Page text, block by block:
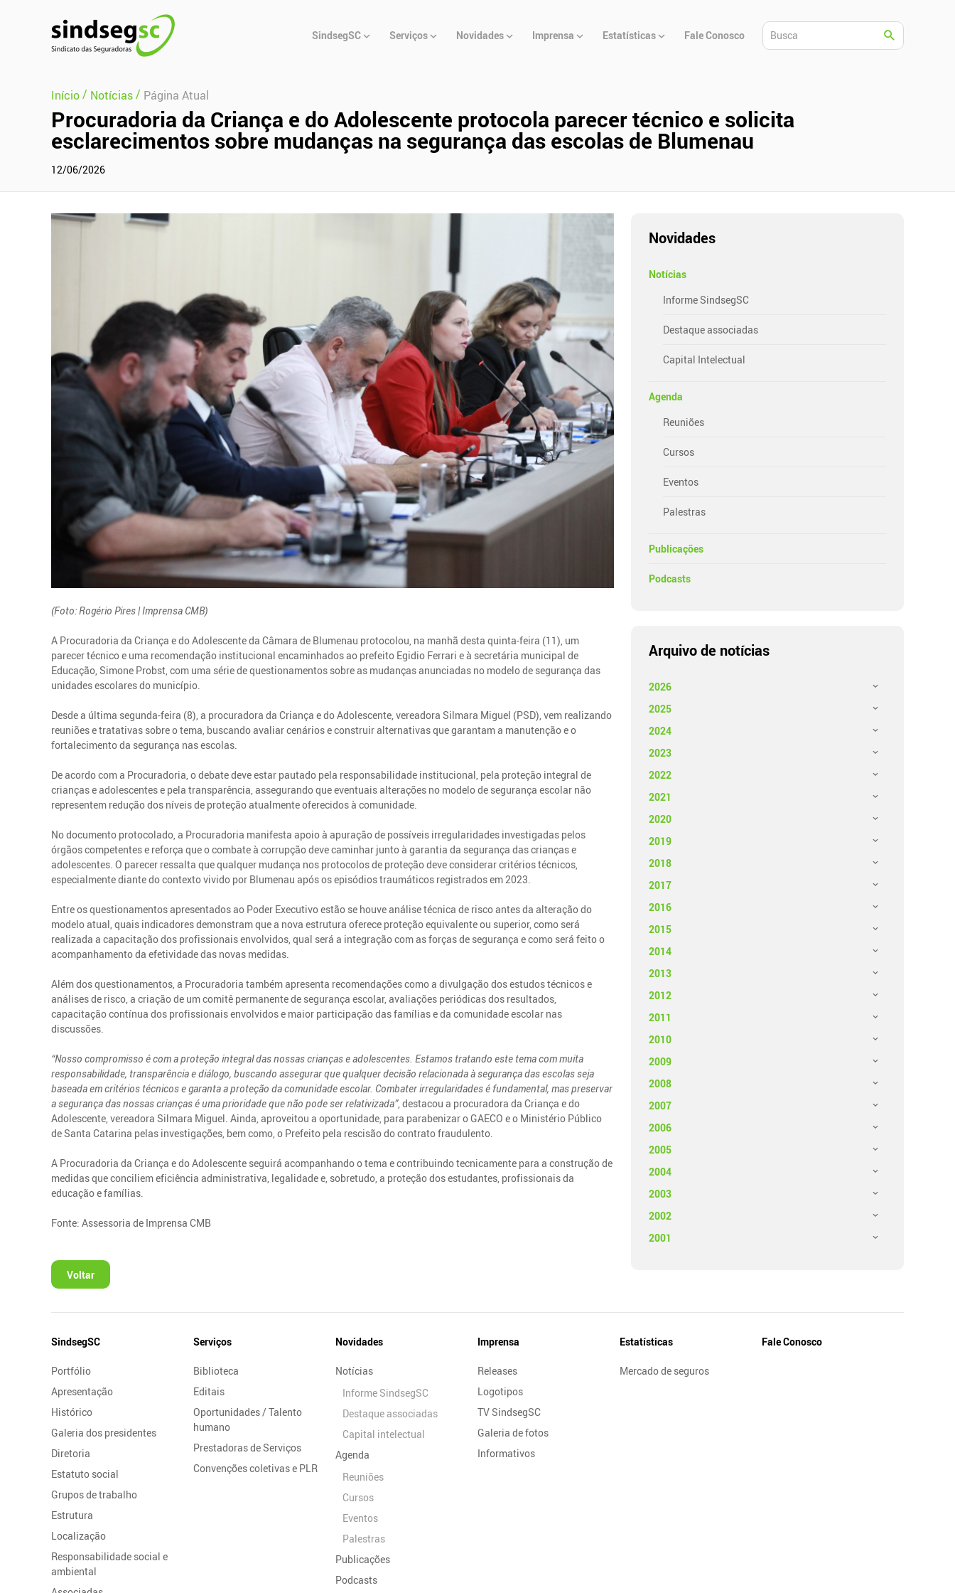
Principal
SindsegSC Serviços Novidades Imprensa Estatísticas Fale Conosco
Início/ Notícias/ Página Atual
Procuradoria da Criança e do Adolescente protocola parecer técnico e solicita
esclarecimentos sobre mudanças na segurança das escolas de Blumenau
12/06/2026
(Foto: Rogério Pires | Imprensa CMB)
A Procuradoria da Criança e do Adolescente da Câmara de Blumenau protocolou, na manhã desta quinta-feira (11), um
parecer técnico e uma recomendação institucional encaminhados ao prefeito Egidio Ferrari e à secretária municipal de
Educação, Simone Probst, com uma série de questionamentos sobre as mudanças anunciadas no modelo de segurança das
unidades escolares do município.
Desde a última segunda-feira (8), a procuradora da Criança e do Adolescente, vereadora Silmara Miguel (PSD), vem realizando
reuniões e tratativas sobre o tema, buscando avaliar cenários e construir alternativas que garantam a manutenção e o
fortalecimento da segurança nas escolas.
De acordo com a Procuradoria, o debate deve estar pautado pela responsabilidade institucional, pela proteção integral de
crianças e adolescentes e pela transparência, assegurando que eventuais alterações no modelo de segurança escolar não
representem redução dos níveis de proteção atualmente oferecidos à comunidade.
No documento protocolado, a Procuradoria manifesta apoio à apuração de possíveis irregularidades investigadas pelos
órgãos competentes e reforça que o combate à corrupção deve caminhar junto à garantia da segurança das crianças e
adolescentes. O parecer ressalta que qualquer mudança nos protocolos de proteção deve considerar critérios técnicos,
especialmente diante do contexto vivido por Blumenau após os episódios traumáticos registrados em 2023.
Entre os questionamentos apresentados ao Poder Executivo estão se houve análise técnica de risco antes da alteração do
modelo atual, quais indicadores demonstram que a nova estrutura oferece proteção equivalente ou superior, como será
realizada a capacitação dos profissionais envolvidos, qual será a integração com as forças de segurança e como será feito o
acompanhamento da efetividade das novas medidas.
Além dos questionamentos, a Procuradoria também apresenta recomendações como a divulgação dos estudos técnicos e
análises de risco, a criação de um comitê permanente de segurança escolar, avaliações periódicas dos resultados,
capacitação contínua dos profissionais envolvidos e maior participação das famílias e da comunidade escolar nas
discussões.
“Nosso compromisso é com a proteção integral das nossas crianças e adolescentes. Estamos tratando este tema com muita
responsabilidade, transparência e diálogo, buscando assegurar que qualquer decisão relacionada à segurança das escolas seja
baseada em critérios técnicos e garanta a proteção da comunidade escolar. Combater irregularidades é fundamental, mas preservar
a segurança das nossas crianças é uma prioridade que não pode ser relativizada”, destacou a procuradora da Criança e do
Adolescente, vereadora Silmara Miguel. Ainda, aproveitou a oportunidade, para parabenizar o GAECO e o Ministério Público
de Santa Catarina pelas investigações, bem como, o Prefeito pela rescisão do contrato fraudulento.
A Procuradoria da Criança e do Adolescente seguirá acompanhando o tema e contribuindo tecnicamente para a construção de
medidas que conciliem eficiência administrativa, legalidade e, sobretudo, a proteção dos estudantes, profissionais da
educação e famílias.
Fonte: Assessoria de Imprensa CMB
Voltar
Novidades
Notícias
Informe SindsegSC
Destaque associadas
Capital Intelectual
Agenda
Reuniões
Cursos
Eventos
Palestras
Publicações
Podcasts
Arquivo de notícias
2026
2025
2024
2023
2022
2021
2020
2019
2018
2017
2016
2015
2014
2013
2012
2011
2010
2009
2008
2007
2006
2005
2004
2003
2002
2001
Mapa
Site
SindsegSC
Portfólio
Apresentação
Histórico
Galeria dos presidentes
Diretoria
Estatuto social
Grupos de trabalho
Estrutura
Localização
Responsabilidade social e
ambiental
Serviços
Biblioteca
Editais
Oportunidades / Talento
humano
Prestadoras de Serviços
Convenções coletivas e PLR
Novidades
Notícias
Informe SindsegSC
Destaque associadas
Capital intelectual
Agenda
Reuniões
Cursos
Eventos
Palestras
Publicações
Podcasts
Imprensa
Releases
Logotipos
TV SindsegSC
Galeria de fotos
Informativos
Estatísticas
Mercado de seguros
Fale Conosco